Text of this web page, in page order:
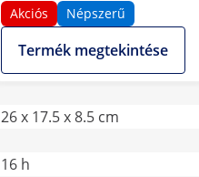
Akciós Népszerű
Termék megtekintése
26 x 17.5 x 8.5 cm
16 h